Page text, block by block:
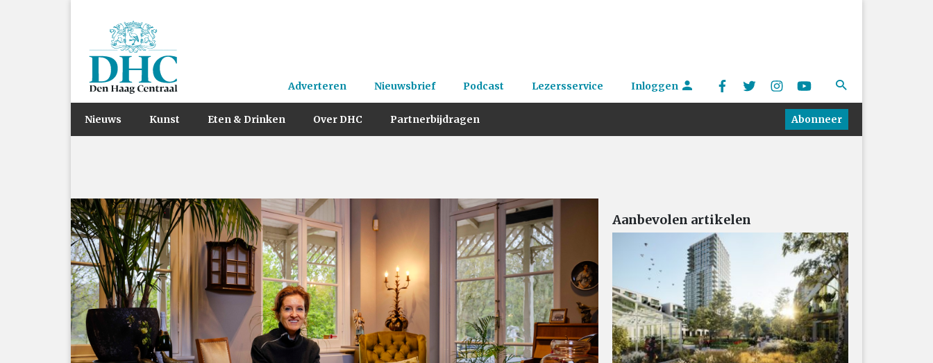
Adverteren Nieuwsbrief Podcast Lezersservice Inloggen
Nieuws Kunst Eten & Drinken Over DHC Partnerbijdragen Abonneer
Aanbevolen artikelen